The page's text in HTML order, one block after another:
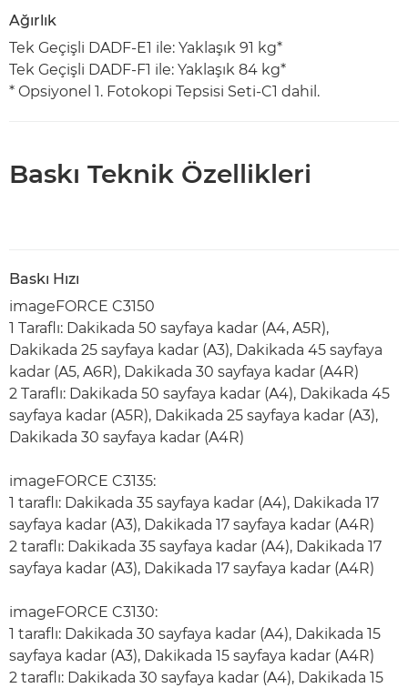
Ağırlık
Tek Geçişli DADF-E1 ile: Yaklaşık 91 kg*
Tek Geçişli DADF-F1 ile: Yaklaşık 84 kg*
* Opsiyonel 1. Fotokopi Tepsisi Seti-C1 dahil.
Baskı Teknik Özellikleri
Baskı Hızı
imageFORCE C3150
1 Taraflı: Dakikada 50 sayfaya kadar (A4, A5R),
Dakikada 25 sayfaya kadar (A3), Dakikada 45 sayfaya
kadar (A5, A6R), Dakikada 30 sayfaya kadar (A4R)
2 Taraflı: Dakikada 50 sayfaya kadar (A4), Dakikada 45
sayfaya kadar (A5R), Dakikada 25 sayfaya kadar (A3),
Dakikada 30 sayfaya kadar (A4R)
imageFORCE C3135:
1 taraflı: Dakikada 35 sayfaya kadar (A4), Dakikada 17
sayfaya kadar (A3), Dakikada 17 sayfaya kadar (A4R)
2 taraflı: Dakikada 35 sayfaya kadar (A4), Dakikada 17
sayfaya kadar (A3), Dakikada 17 sayfaya kadar (A4R)
imageFORCE C3130:
1 taraflı: Dakikada 30 sayfaya kadar (A4), Dakikada 15
sayfaya kadar (A3), Dakikada 15 sayfaya kadar (A4R)
2 taraflı: Dakikada 30 sayfaya kadar (A4), Dakikada 15